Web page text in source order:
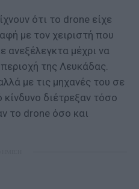
ότι το drone είχε
με τον χειριστή που
ανεξέλεγκτα μέχρι να
της Λευκάδας.
με τις μηχανές του σε
διέτρεξαν τόσο
το drone όσο και